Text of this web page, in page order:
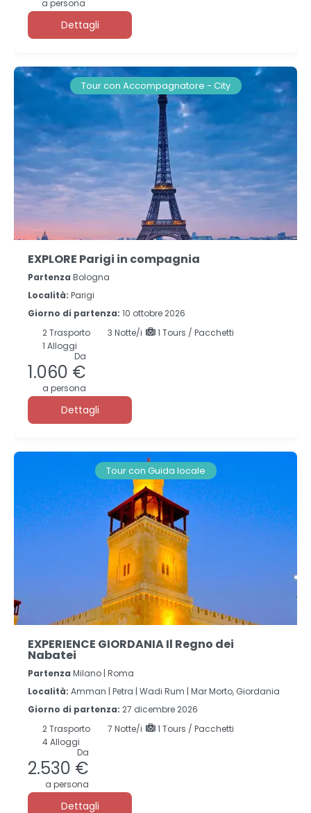
a persona
Dettagli
Tour con Accompagnatore - City
EXPLORE Parigi in compagnia
Partenza Bologna
Località: Parigi
Giorno di partenza: 10 ottobre 2026
2Trasporto 3 Notte/i
1 Tours / Pacchetti
1 Alloggi
Da
1.060 €
a persona
Dettagli
Tour con Guida locale
EXPERIENCE GIORDANIA Il Regno dei
Nabatei
Partenza Milano | Roma
Località: Amman | Petra | Wadi Rum | Mar Morto, Giordania
Giorno di partenza: 27 dicembre 2026
2Trasporto 7 Notte/i
1 Tours / Pacchetti
4 Alloggi
Da
2.530 €
a persona
Dettagli